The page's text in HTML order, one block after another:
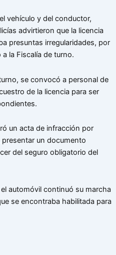
vehículo y del conductor,
advirtieron que la licencia
presuntas irregularidades, por
la Fiscalía de turno.
se convocó a personal de
de la licencia para ser
un acta de infracción por
un documento
del seguro obligatorio del
automóvil continuó su marcha
se encontraba habilitada para